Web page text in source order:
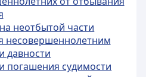
неотбытой части
несовершеннолетним
давности
погашения судимости